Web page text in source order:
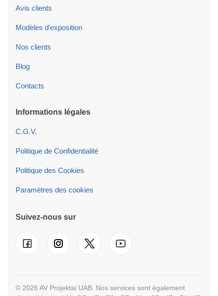
Avis clients
Modèles d'exposition
Nos clients
Blog
Contacts
Informations légales
C.G.V.
Politique de Confidentialité
Politique des Cookies
Paramètres des cookies
Suivez-nous sur
© 2026 AV Projektai UAB. Nos services sont également